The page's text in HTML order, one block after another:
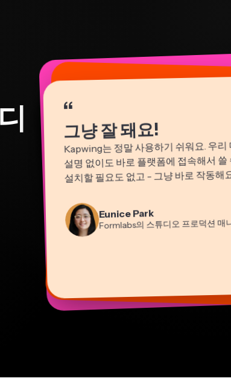
“
그냥 잘 돼요!
Kapwing는 정말 사용하기 쉬워요. 우
설명 없이도 바로 플랫폼에 접속해서
설치할 필요도 없고 - 그냥 바로 작동해
Eunice Park
Formlabs의 스튜디오 프로덕션 매
“
“
Gracie Peng
콘텐츠 디렉터
“
영상 편집기
Heidi Rae
교육
“
컨설턴트
“
Dina Segovia
원격 프리랜서 워커